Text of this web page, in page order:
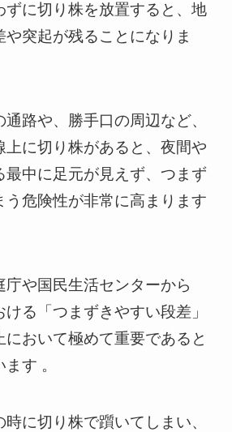
ずに切り株を放置すると、地
突起が残ることになりま
路や、勝手口の周辺など、
上に切り株があると、夜間や
最中に足元が見えず、つまず
う危険性が非常に高まります
や国民生活センターから
る「つまずきやすい段差」
おいて極めて重要であると
す 。
に切り株で躓いてしまい、